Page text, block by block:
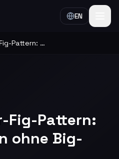
EN
Das Strangler-Fig-Pattern: Modernisieren ohne Big-Bang-Risiko
Fig-Pattern:
ohne Big-